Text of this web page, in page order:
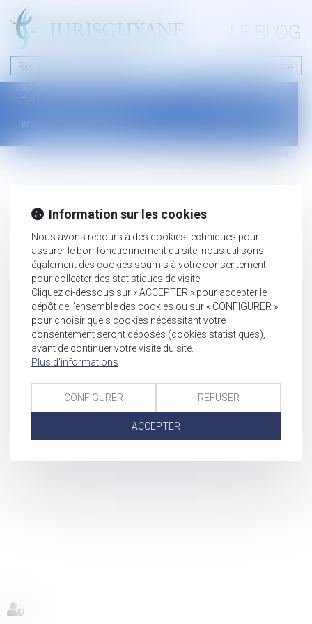
LE BLOG
Nous contacter
46 avenue de la liberté
B.P.315 - 97327 Cayenne Cedex
Tel : +594 594 29 45 35
www.jurisguyane.com
Mentions légales
Information sur les cookies
Nous avons recours à des cookies techniques pour
assurer le bon fonctionnement du site, nous utilisons
également des cookies soumis à votre consentement
pour collecter des statistiques de visite.
Cliquez ci-dessous sur « ACCEPTER » pour accepter le
dépôt de l'ensemble des cookies ou sur « CONFIGURER »
pour choisir quels cookies nécessitant votre
consentement seront déposés (cookies statistiques),
avant de continuer votre visite du site.
Plus d'informations
CONFIGURER REFUSER
ACCEPTER